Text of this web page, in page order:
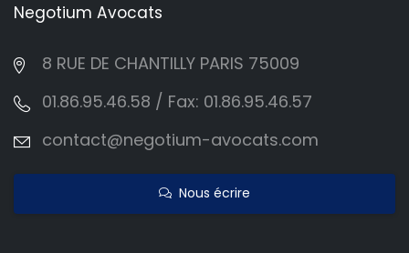
Negotium Avocats
8 RUE DE CHANTILLY PARIS 75009
01.86.95.46.58 / Fax: 01.86.95.46.57
contact@negotium-avocats.com
Nous écrire